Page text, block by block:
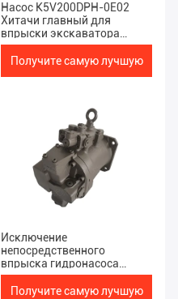
Насос K5V200DPH-0E02
Хитачи главный для
впрыски экскаватора
ZX470-3 электронной
Получите самую лучшую
Исключение
непосредственного
впрыска гидронасоса
HPV145 ZAX330/350 Хитачи
Получите самую лучшую